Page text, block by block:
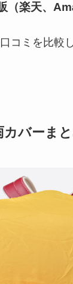
楽天、
コミを比較
カバーま